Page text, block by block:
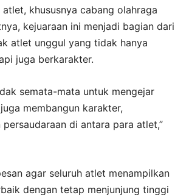
khususnya cabang olahraga
kejuaraan ini menjadi bagian dari
atlet unggul yang tidak hanya
juga berkarakter.
semata-mata untuk mengejar
membangun karakter,
di antara para atlet,”
agar seluruh atlet menampilkan
dengan tetap menjunjung tinggi